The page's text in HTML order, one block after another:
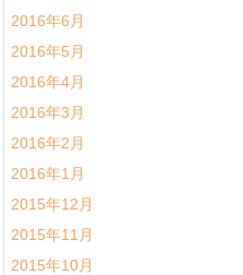
2016年6月
2016年5月
2016年4月
2016年3月
2016年2月
2016年1月
2015年12月
2015年11月
2015年10月